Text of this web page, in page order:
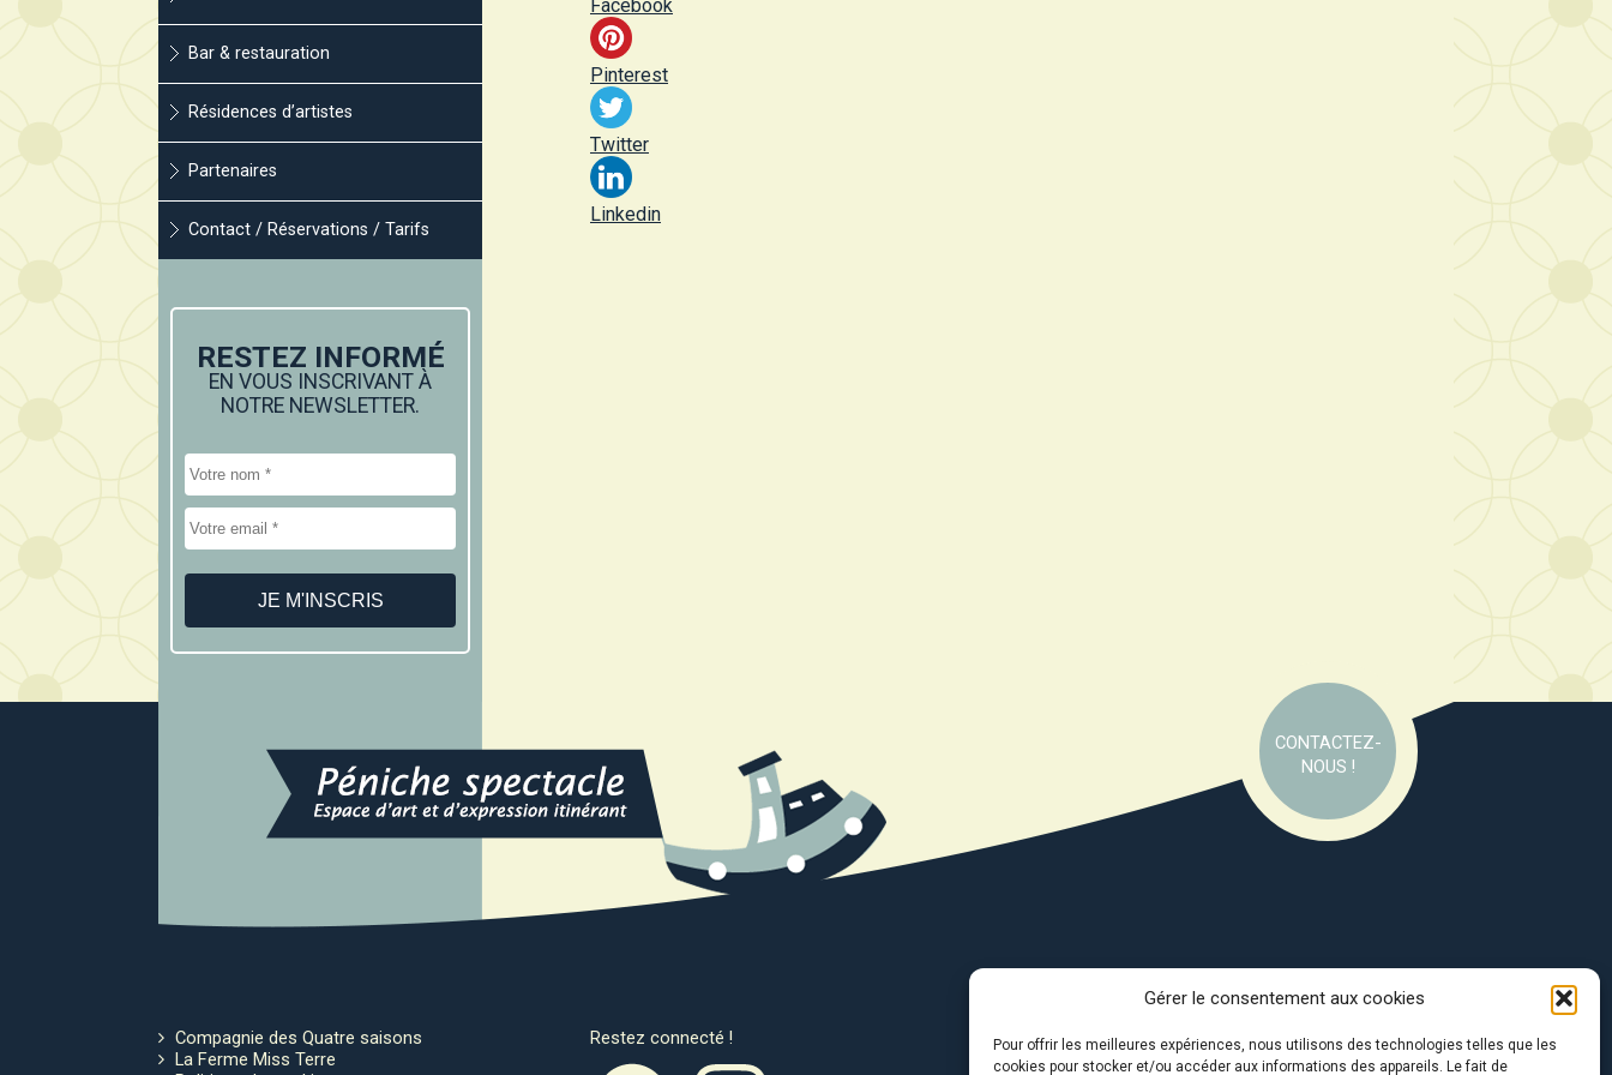
Gérer le consentement aux cookies
Pour offrir les meilleures expériences, nous utilisons des technologies telles que les
cookies pour stocker et/ou accéder aux informations des appareils. Le fait de
Bar & restauration
Résidences d’artistes
Partenaires
Contact / Réservations / Tarifs
RESTEZ INFORMÉ
EN VOUS INSCRIVANT À
NOTRE NEWSLETTER.
Facebook
Pinterest
Twitter
Linkedin
CONTACTEZ-
NOUS !
Compagnie des Quatre saisons
La Ferme Miss Terre
Restez connecté ! Avec le soutien de :